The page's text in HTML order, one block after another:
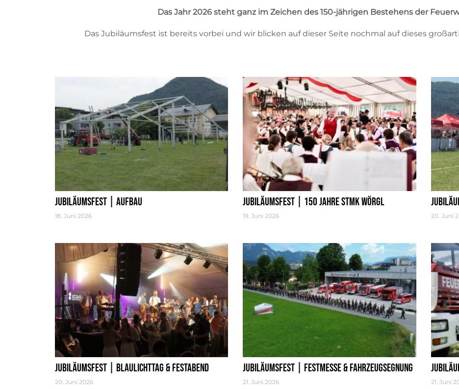
Das Jahr 2026 steht ganz im Zeichen des 150-jährigen Bestehens der
Das Jubiläumsfest ist bereits vorbei und wir blicken auf dieser Seite nochmal auf dieses
Jubiläumsfest | Aufbau
18. Juni 2026
Jubiläumsfest | 150 Jahre STMK Wörgl
19. Juni 2026 20. Juni
Jubiläumsfest | Blaulichttag & Festabend
20. Juni 2026
Jubiläumsfest | Festmesse & Fahrzeugsegnung
21. Juni 2026 21. Juni